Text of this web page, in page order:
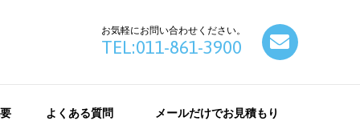
お気軽にお問い合わせください。
TEL:011-861-3900
よくある質問 メールだけでお見積もり